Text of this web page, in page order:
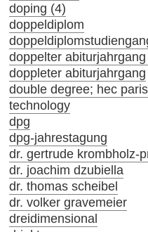
doping (4)
doppeldiplom
doppelter
doppleter abiturjahrgang
double degree; hec
technology
dpg
dpg-jahrestagung
dr. gertrude krombholz-
dr. joachim dzubiella
dr. thomas scheibel
dr. volker gravemeier
dreidimensional